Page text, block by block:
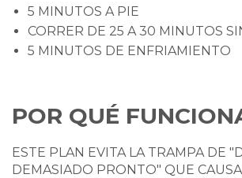
5 MINUTOS A PIE
CORRER DE 25 A 30 MINUTOS
5 MINUTOS DE ENFRIAMIENTO
POR QUÉ
ESTE PLAN EVITA LA TRAMPA DE
DEMASIADO PRONTO" QUE